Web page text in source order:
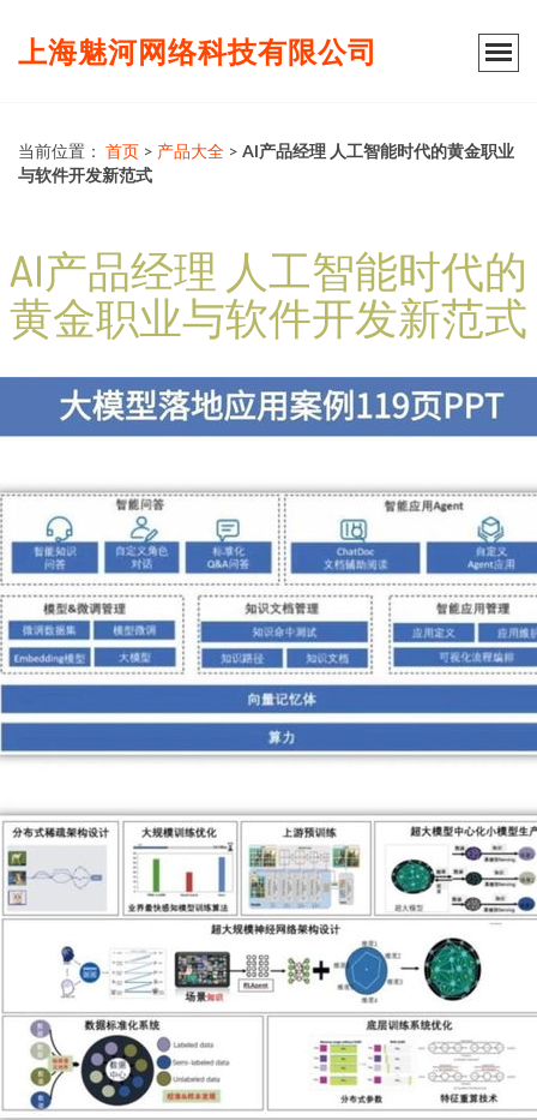
上海魅河网络科技有限公司
当前位置： 首页 > 产品大全 > AI产品经理 人工智能时代的黄金职业
与软件开发新范式
AI产品经理 人工智能时代的
黄金职业与软件开发新范式